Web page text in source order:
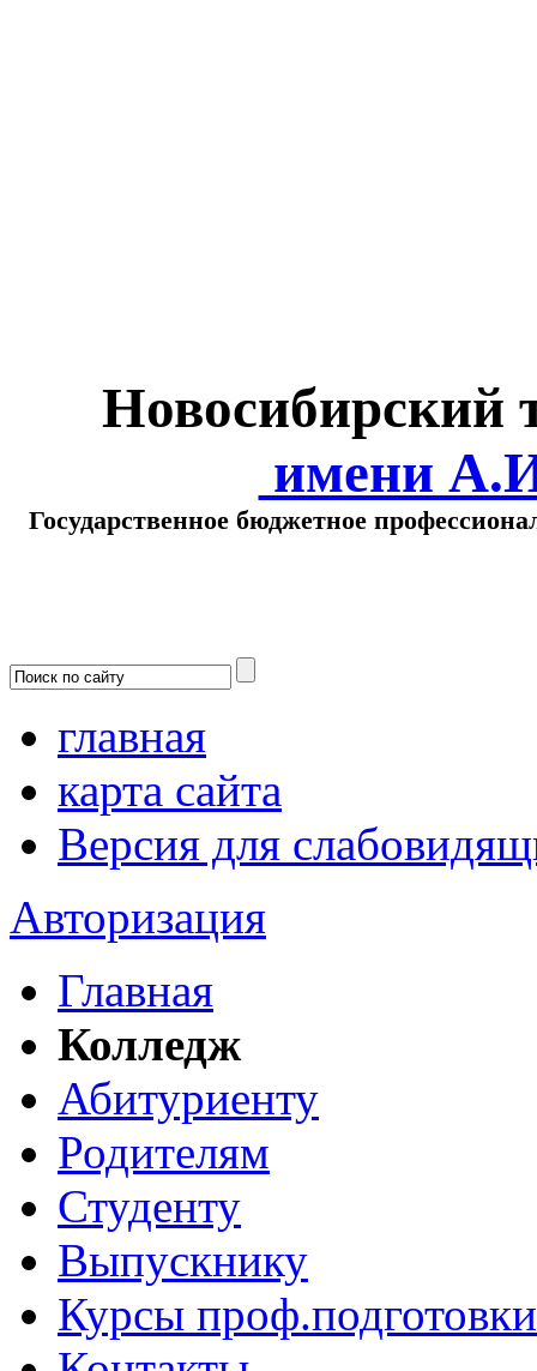
Новосибирский
имени
Государственное бюджетное
главная
карта сайта
Версия для
Авторизация
Главная
Колледж
Абитуриенту
Родителям
Студенту
Выпускнику
Курсы проф.подготовки